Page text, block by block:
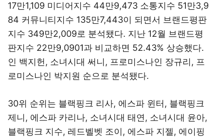
17만1,109 미디어지수 44만9,473 소통지수 51만3,9
84 커뮤니티지수 135만7,443이 되면서 브랜드평판
지수 349만2,009로 분석됐다. 지난 12월 브랜드평
판지수 22만9,0901과 비교하면 52.43% 상승했다.
인 백지헌, 소녀시대 써니, 프로미스나인 장규리, 프
로미스나인 박지원 순으로 분석됐다.
30위 순위는 블랙핑크 리사, 에스파 윈터, 블랙핑크
제니, 에스파 카리나, 소녀시대 태연, 소녀시대 윤아,
블랙핑크 지수, 레드벨벳 조이, 에스파 지젤, 에이핑